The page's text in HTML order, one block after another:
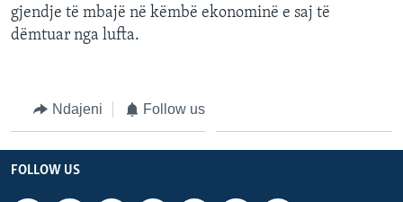
gjendje të mbajë në këmbë ekonominë e saj të
dëmtuar nga lufta.
Ndajeni Follow us
FOLLOW US